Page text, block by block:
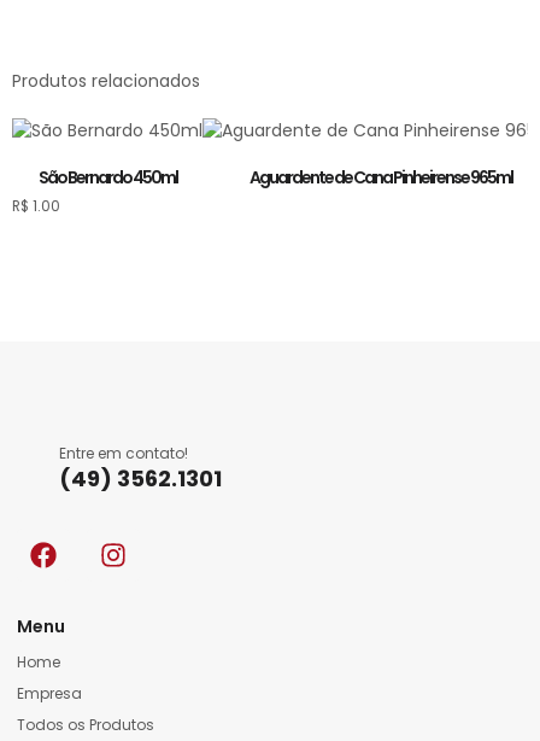
Produtos relacionados
São Bernardo 450ml
R$ 1.00
Aguardente de Cana Pinheirense 965ml
Entre em contato!
(49) 3562.1301
Menu
Home
Empresa
Todos os Produtos